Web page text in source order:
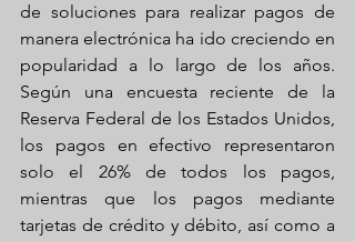
de soluciones para realizar pagos de
manera electrónica ha ido creciendo en
popularidad a lo largo de los años.
Según una encuesta reciente de la
Reserva Federal de los Estados Unidos,
los pagos en efectivo representaron
solo el 26% de todos los pagos,
mientras que los pagos mediante
tarjetas de crédito y débito, así como a